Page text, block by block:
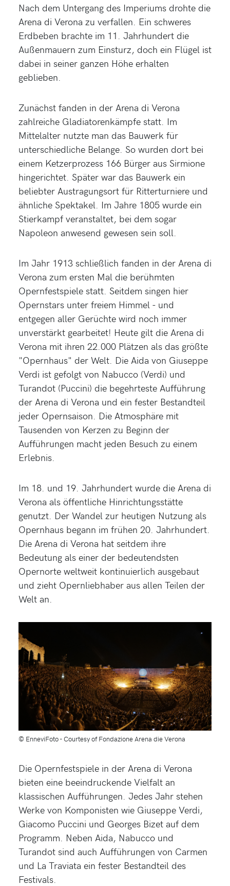
Nach dem Untergang des Imperiums drohte die
Arena di Verona zu verfallen. Ein schweres
Erdbeben brachte im 11. Jahrhundert die
Außenmauern zum Einsturz, doch ein Flügel ist
dabei in seiner ganzen Höhe erhalten
geblieben.
Zunächst fanden in der Arena di Verona
zahlreiche Gladiatorenkämpfe statt. Im
Mittelalter nutzte man das Bauwerk für
unterschiedliche Belange. So wurden dort bei
einem Ketzerprozess 166 Bürger aus Sirmione
hingerichtet. Später war das Bauwerk ein
beliebter Austragungsort für Ritterturniere und
ähnliche Spektakel. Im Jahre 1805 wurde ein
Stierkampf veranstaltet, bei dem sogar
Napoleon anwesend gewesen sein soll.
Im Jahr 1913 schließlich fanden in der Arena di
Verona zum ersten Mal die berühmten
Opernfestspiele statt. Seitdem singen hier
Opernstars unter freiem Himmel - und
entgegen aller Gerüchte wird noch immer
unverstärkt gearbeitet! Heute gilt die Arena di
Verona mit ihren 22.000 Plätzen als das größte
"Opernhaus" der Welt. Die Aida von Giuseppe
Verdi ist gefolgt von Nabucco (Verdi) und
Turandot (Puccini) die begehrteste Aufführung
der Arena di Verona und ein fester Bestandteil
jeder Opernsaison. Die Atmosphäre mit
Tausenden von Kerzen zu Beginn der
Aufführungen macht jeden Besuch zu einem
Erlebnis.
Im 18. und 19. Jahrhundert wurde die Arena di
Verona als öffentliche Hinrichtungsstätte
genutzt. Der Wandel zur heutigen Nutzung als
Opernhaus begann im frühen 20. Jahrhundert.
Die Arena di Verona hat seitdem ihre
Bedeutung als einer der bedeutendsten
Opernorte weltweit kontinuierlich ausgebaut
und zieht Opernliebhaber aus allen Teilen der
Welt an.
© EnneviFoto - Courtesy of Fondazione Arena die Verona
Die Opernfestspiele in der Arena di Verona
bieten eine beeindruckende Vielfalt an
klassischen Aufführungen. Jedes Jahr stehen
Werke von Komponisten wie Giuseppe Verdi,
Giacomo Puccini und Georges Bizet auf dem
Programm. Neben Aida, Nabucco und
Turandot sind auch Aufführungen von Carmen
und La Traviata ein fester Bestandteil des
Festivals.